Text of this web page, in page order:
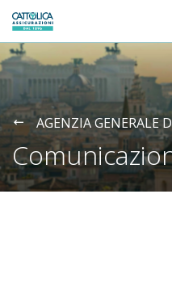
Generali logo
AGENZIA GENERALE